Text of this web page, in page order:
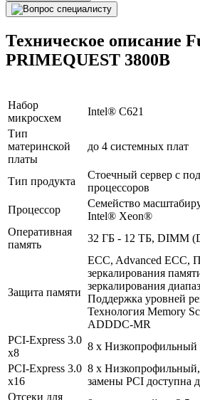
Техническое описание
PRIMEQUEST 3800B
Набор
микросхем
Intel® C621
Тип
материнской
платы
до 4 системных плат
Тип продукта
Стоечный сервер с
процессоров
Процессор
Семейство
Intel® Xeon®
Оперативная
память
32 ГБ - 12 ТБ, DIMM
Защита памяти
ECC, Advanced ECC,
зеркалирования
зеркалирования
Поддержка уровней
Технология Memory
ADDDC-MR
PCI-Express 3.0
x8
8 x Низкопрофильный
PCI-Express 3.0
x16
8 x
замены PCI доступна
Отсеки для